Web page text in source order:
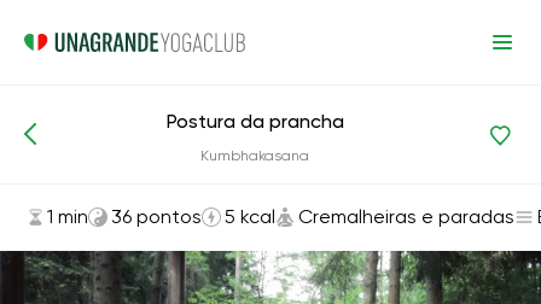
Asanas e exercícios Cremalheiras e paradas
Postura da prancha
Kumbhakasana
1 min 36 pontos 5 kcal Cremalheiras e paradas